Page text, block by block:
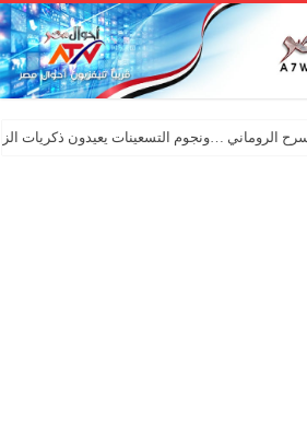
الروماني …ونجوم التسعينات يعيدون ذكريات